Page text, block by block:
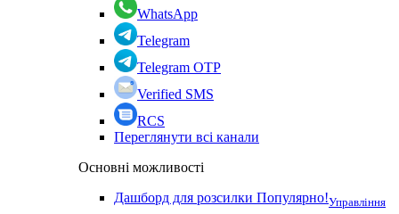
WhatsApp
Telegram
Telegram OTP
Verified SMS
RCS
Переглянути всі канали
Основні можливості
Дашборд для розсилки Популярно!Управління